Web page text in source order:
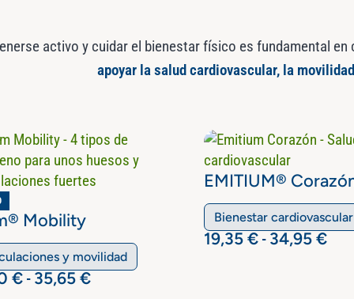
activo y cuidar el bienestar físico es fundamental
apoyar la salud cardiovascular, la
Mobility
y movilidad
€ - 35,65€
EMITIUM®
Bienestar cardiovascular
19,35 € - 34,95 €